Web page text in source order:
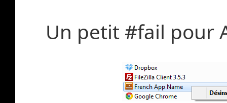
Un petit #fail pour